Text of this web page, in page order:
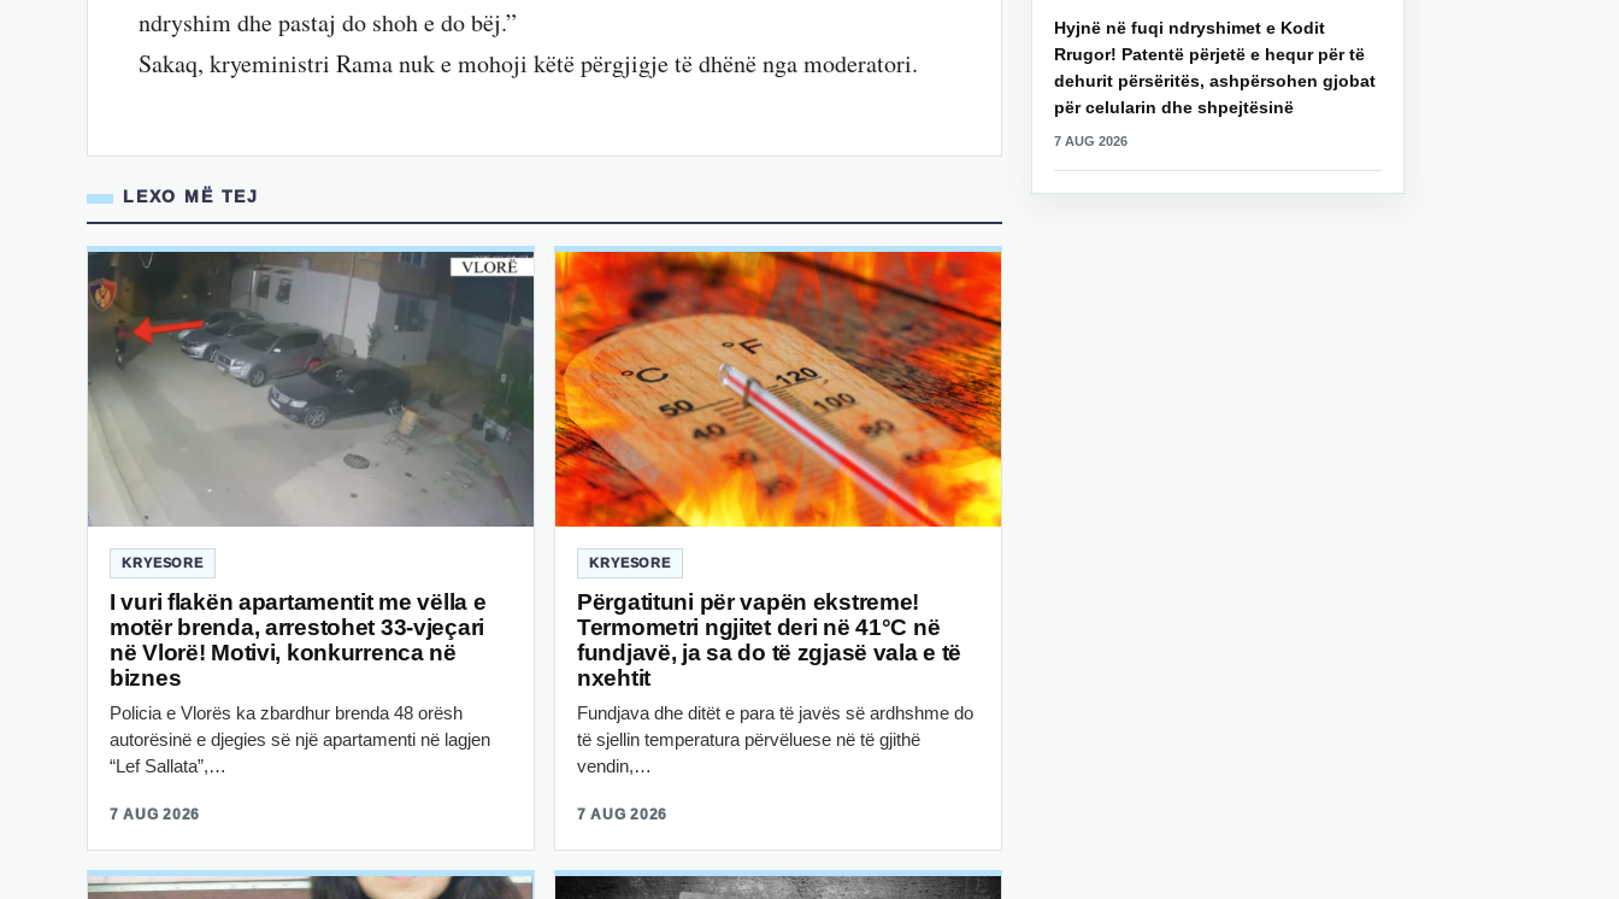
ndryshim dhe pastaj do shoh e do bëj.”
Sakaq, kryeministri Rama nuk e mohoji këtë përgjigje të dhënë nga moderatori.
LEXO MË TEJ
KRYESORE
I vuri flakën apartamentit me vëlla e
motër brenda, arrestohet 33-vjeçari
në Vlorë! Motivi, konkurrenca në
biznes
Policia e Vlorës ka zbardhur brenda 48 orësh
autorësinë e djegies së një apartamenti në lagjen
“Lef Sallata”,…
7 AUG 2026
KRYESORE
Përgatituni për vapën ekstreme!
Termometri ngjitet deri në 41°C në
fundjavë, ja sa do të zgjasë vala e të
nxehtit
Fundjava dhe ditët e para të javës së ardhshme do
të sjellin temperatura përvëluese në të gjithë
vendin,…
7 AUG 2026
Hyjnë në fuqi ndryshimet e Kodit
Rrugor! Patentë përjetë e hequr për të
dehurit përsëritës, ashpërsohen gjobat
për celularin dhe shpejtësinë
7 AUG 2026